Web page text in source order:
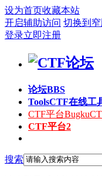
设为首页收藏本站
开启辅助访问 切换到窄
登录立即注册
论坛BBS
ToolsCTF在线工
CTF平台
CTF平台2
搜索